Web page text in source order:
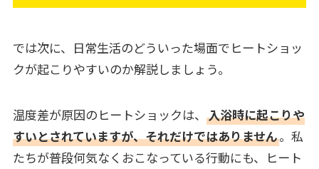
では次に、日常生活のどういった場面でヒートショッ
クが起こりやすいのか解説しましょう。
温度差が原因のヒートショックは、 入浴時に起こりや
すいとされていますが、それだけではありません。私
たちが普段何気なくおこなっている行動にも、ヒート